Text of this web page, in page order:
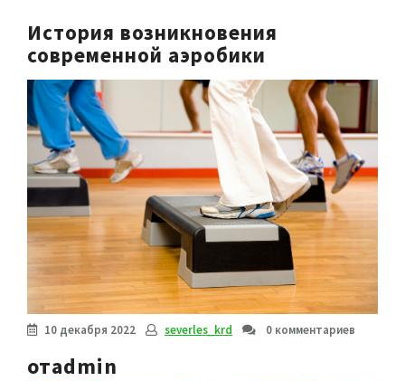
История возникновения
современной аэробики
10 декабря 2022 severles_krd 0 комментариев
отadmin